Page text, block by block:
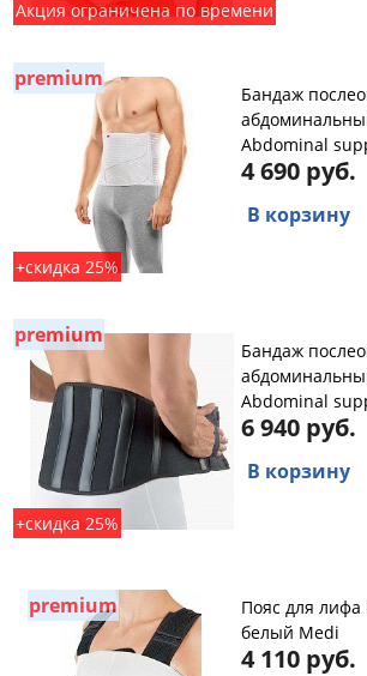
Акция ограничена по времени
premium
+скидка 25%
Бандаж
Abdominal
4 690 руб.
В корзину
premium
+скидка 25%
Бандаж
Abdominal
6 940 руб.
В корзину
premium
Пояс для
белый Medi
4 110 руб.